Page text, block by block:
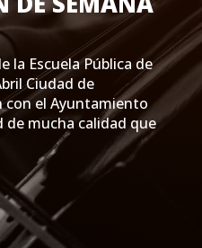
la Escuela Pública de
Ciudad de
con el Ayuntamiento
de mucha calidad que